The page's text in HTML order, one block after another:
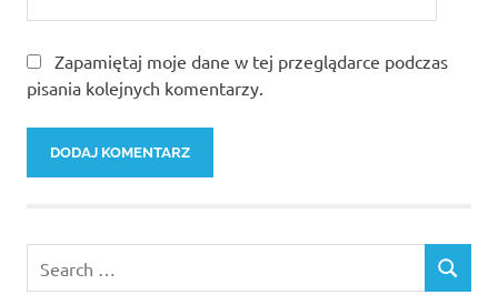
Zapamiętaj moje dane w tej przeglądarce podczas
pisania kolejnych komentarzy.